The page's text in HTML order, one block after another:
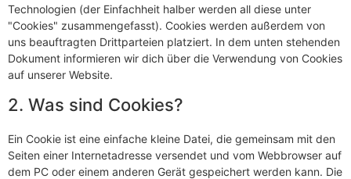
Technologien (der Einfachheit halber werden all diese unter
"Cookies" zusammengefasst). Cookies werden außerdem von
uns beauftragten Drittparteien platziert. In dem unten stehenden
Dokument informieren wir dich über die Verwendung von Cookies
auf unserer Website.
2. Was sind Cookies?
Ein Cookie ist eine einfache kleine Datei, die gemeinsam mit den
Seiten einer Internetadresse versendet und vom Webbrowser auf
dem PC oder einem anderen Gerät gespeichert werden kann. Die